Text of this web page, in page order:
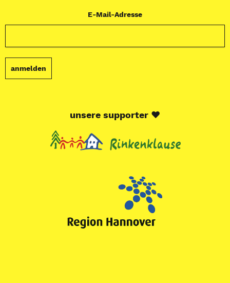
E-Mail-Adresse
unsere supporter ♥